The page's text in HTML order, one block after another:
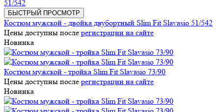
БЫСТРЫЙ ПРОСМОТР
Костюм мужской - двойка двубортный Slim Fit Slavasio 51/542
Цены доступны после регистрации на сайте
Новинка
Костюм мужской - тройка Slim Fit Slavasio 73/90
Цены доступны после регистрации на сайте
Новинка